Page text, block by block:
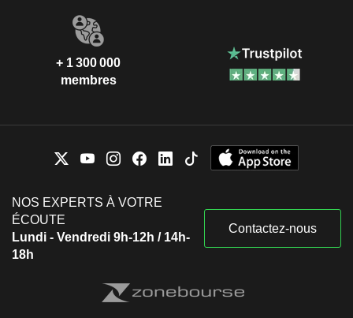
+ 1 300 000
membres
NOS EXPERTS À VOTRE
ÉCOUTE
Lundi - Vendredi 9h-12h / 14h-
18h
Contactez-nous